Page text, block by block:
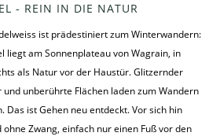
- REIN IN DIE NATUR
ist prädestiniert zum Winterwandern:
liegt am Sonnenplateau von Wagrain, in
als Natur vor der Haustür. Glitzernder
unberührte Flächen laden zum Wandern
Das ist Gehen neu entdeckt. Vor sich hin
Zwang, einfach nur einen Fuß vor den